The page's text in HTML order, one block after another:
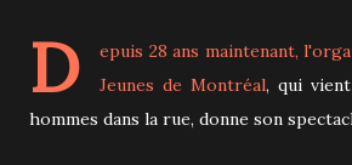
D epuis 28 ans maintenant,
Jeunes de Montréal, qui
hommes dans la rue, donne son